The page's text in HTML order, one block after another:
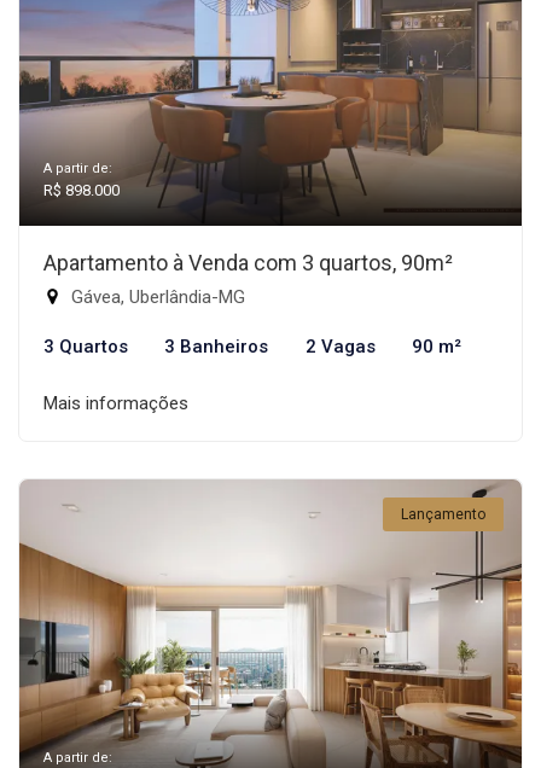
A partir de:
R$ 898.000
Apartamento à Venda com 3 quartos, 90m²
Gávea, Uberlândia-MG
3 Quartos 3 Banheiros 2 Vagas 90 m²
Mais informações
Lançamento
A partir de: